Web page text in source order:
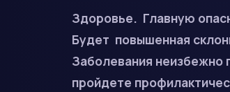
Здоровье. Главную
Будет повышенная
Заболевания неизбежно
пройдете